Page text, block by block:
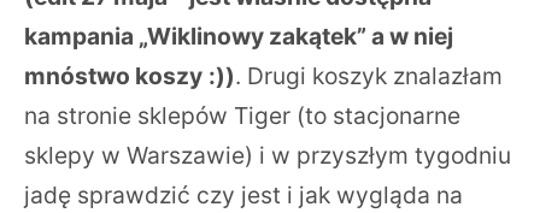
kampania „Wiklinowy zakątek” a w niej
mnóstwo koszy :)). Drugi koszyk znalazłam
na stronie sklepów Tiger (to stacjonarne
sklepy w Warszawie) i w przyszłym tygodniu
jadę sprawdzić czy jest i jak wygląda na